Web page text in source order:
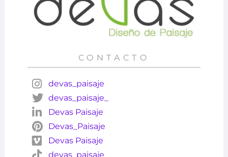
CONTACTO
devas_paisaje
devas_paisaje_
Devas Paisaje
Devas_Paisaje
Devas Paisaje
devas_paisaje